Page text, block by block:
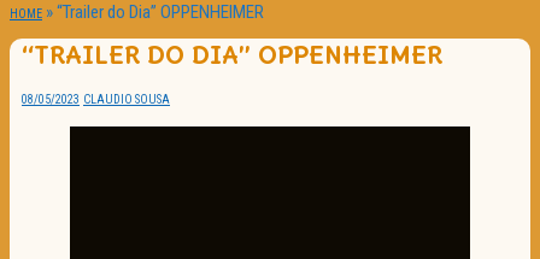
HOME »“Trailer do Dia” OPPENHEIMER
“TRAILER DO DIA” OPPENHEIMER
08/05/2023 CLAUDIO SOUSA